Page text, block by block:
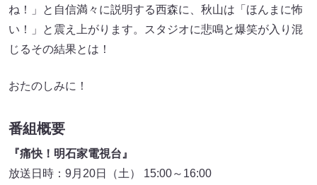
ね！」と自信満々に説明する西森に、秋山は「ほんまに怖
い！」と震え上がります。スタジオに悲鳴と爆笑が入り混
じるその結果とは！
おたのしみに！
番組概要
『痛快！明石家電視台』
放送日時：9月20日（土） 15:00～16:00